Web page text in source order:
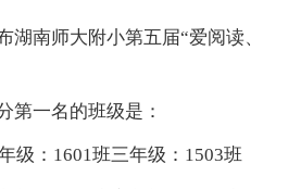
湖南师大附小第五届“爱阅读、
第一名的班级是：
级：1601班三年级：1503班